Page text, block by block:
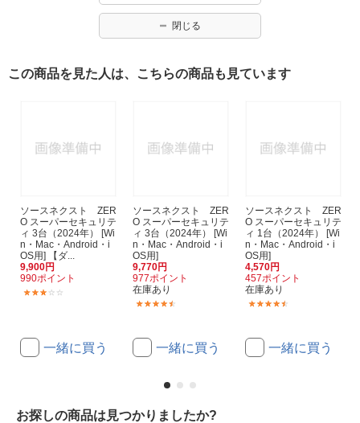
閉じる
この商品を見た人は、こちらの商品も見ています
ソースネクスト ZER
O スーパーセキュリテ
ィ 3台（2024年） [Wi
n・Mac・Android・i
OS用] 【ダ...
9,900円
990ポイント
一緒に買う
ソースネクスト ZER
O スーパーセキュリテ
ィ 3台（2024年） [Wi
n・Mac・Android・i
OS用]
9,770円
977ポイント
在庫あり
一緒に買う
ソースネクスト ZER
O スーパーセキュリテ
ィ 1台（2024年） [Wi
n・Mac・Android・i
OS用]
4,570円
457ポイント
在庫あり
一緒に買う
お探しの商品は見つかりましたか?